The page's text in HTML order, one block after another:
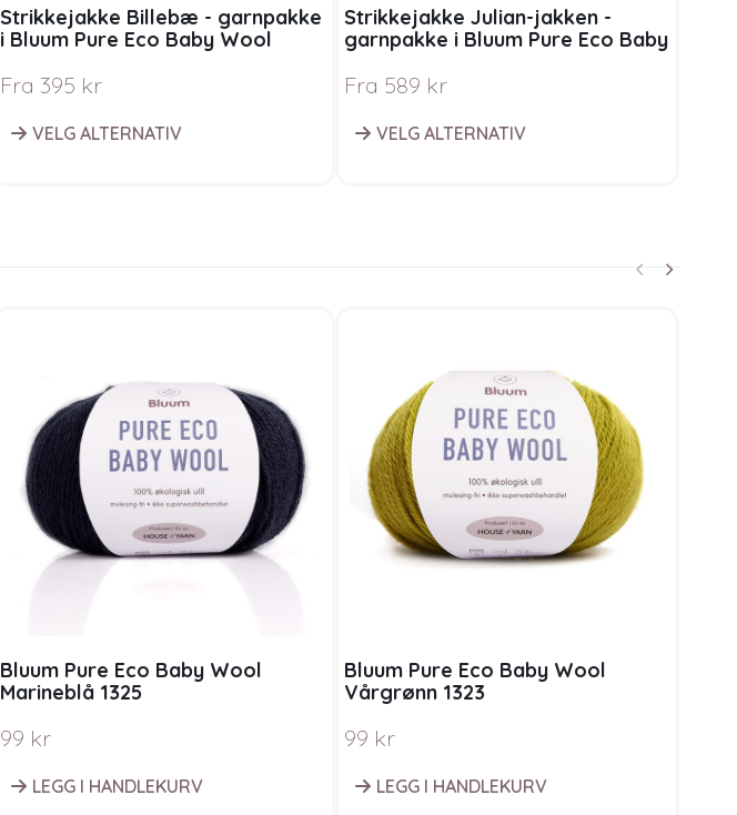
Strikkejakke Billebæ - garnpakke
i Bluum Pure Eco Baby Wool
Fra 395 kr
VELG ALTERNATIV
Strikkejakke Julian-jakken -
garnpakke i Bluum Pure Eco Baby
Fra 589 kr
VELG ALTERNATIV
Bluum Pure Eco Baby Wool
Marineblå 1325
99 kr
LEGG I HANDLEKURV
Bluum Pure Eco Baby Wool
Vårgrønn 1323
99 kr
LEGG I HANDLEKURV